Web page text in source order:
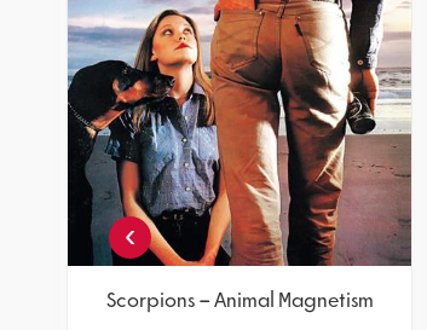
Scorpions – Animal Magnetism
›